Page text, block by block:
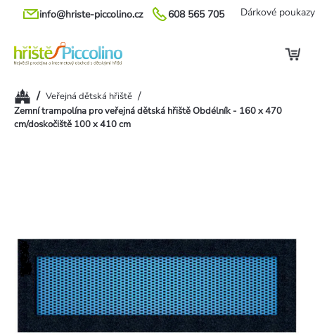
Přejít
608 565 705
info@hriste-piccolino.cz Dárkové poukazy
Domů/ Veřejná dětská hřiště /
Zemní trampolína pro veřejná dětská hřiště Obdélník - 160 x 470
cm/doskočiště 100 x 410 cm